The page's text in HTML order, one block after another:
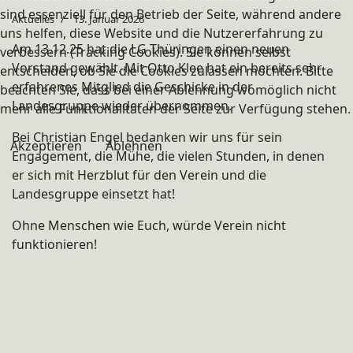
Aktuelles 13. Januar 2026
Am 13.12.25 hat die LG Thüringen einen neuen
Vorstand gewählt. Mit Otto Klee hat ein bereits sehr
erfahrenes Mitglied die Geschicke in der
Landesgruppe wieder übernommen.
Bei Christian Engel bedanken wir uns für sein
Engagement, die Mühe, die vielen Stunden, in denen
er sich mit Herzblut für den Verein und die
Landesgruppe einsetzt hat!
Ohne Menschen wie Euch, würde Verein nicht
funktionieren!
sind essenziell für den Betrieb der Seite, während andere
uns helfen, diese Website und die Nutzererfahrung zu
verbessern (Tracking Cookies). Sie können selbst
entscheiden, ob Sie die Cookies zulassen möchten. Bitte
beachten Sie, dass bei einer Ablehnung womöglich nicht
mehr alle Funktionalitäten der Seite zur Verfügung stehen.
Akzeptieren Ablehnen